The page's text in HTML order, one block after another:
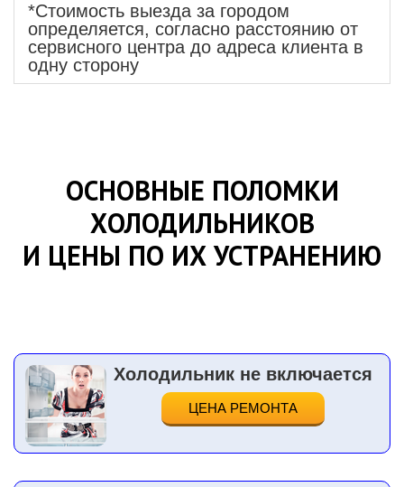
*Стоимость выезда за городом
определяется, согласно расстоянию от
сервисного центра до адреса клиента в
одну сторону
ОСНОВНЫЕ ПОЛОМКИ
ХОЛОДИЛЬНИКОВ
И ЦЕНЫ ПО ИХ УСТРАНЕНИЮ
Холодильник не включается
ЦЕНА РЕМОНТА